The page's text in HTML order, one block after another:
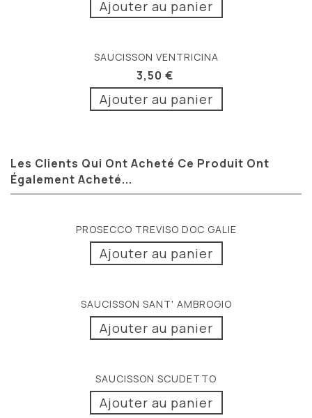
Ajouter au panier
SAUCISSON VENTRICINA
3,50 €
Ajouter au panier
Les Clients Qui Ont Acheté Ce Produit Ont
Également Acheté...
PROSECCO TREVISO DOC GALIE
Ajouter au panier
SAUCISSON SANT' AMBROGIO
Ajouter au panier
SAUCISSON SCUDETTO
Ajouter au panier